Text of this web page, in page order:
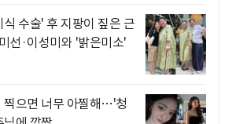
식 수술' 후 지팡이 짚은 근
선·이성미와 '밝은미소'
찍으면 너무 아찔해…'청